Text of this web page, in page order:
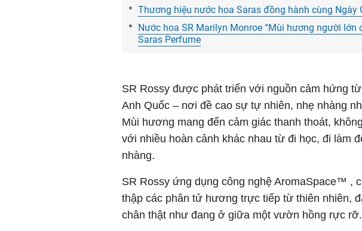
Thương hiệu nước hoa Saras đồng hành cùng Ngày
Nước hoa SR Marilyn Monroe “Mùi hương người lớn
Saras Perfume
SR Rossy được phát triển với nguồn cảm hứng
Anh Quốc – nơi đề cao sự tự nhiên, nhẹ nhàng
Mùi hương mang đến cảm giác thanh thoát,
với nhiều hoàn cảnh khác nhau từ đi học, đi làm
nhàng.
SR Rossy ứng dụng công nghệ AromaSpace™ ,
thập các phân tử hương trực tiếp từ thiên nhiên,
chân thật như đang ở giữa một vườn hồng rực rỡ.